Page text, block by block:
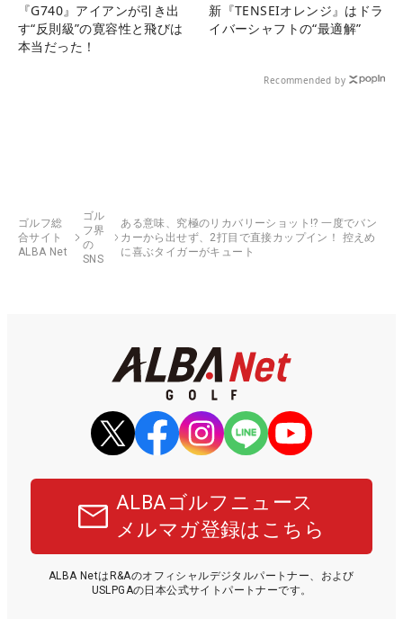
『G740』アイアンが引き出
す“反則級”の寛容性と飛びは
本当だった！
新『TENSEIオレンジ』はドラ
イバーシャフトの“最適解”
Recommended by
ゴルフ総
合サイト
ALBA Net
ゴル
フ界
の
SNS
ある意味、究極のリカバリーショット!? 一度でバン
カーから出せず、2打目で直接カップイン！ 控えめ
に喜ぶタイガーがキュート
ALBAゴルフニュース
メルマガ登録はこちら
ALBA NetはR&Aのオフィシャルデジタルパートナー、および
USLPGAの日本公式サイトパートナーです。